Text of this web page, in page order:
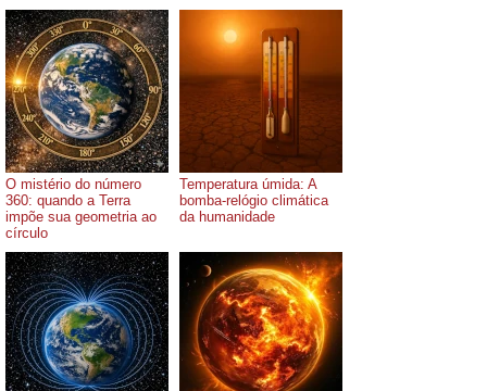
O mistério do número
360: quando a Terra
impõe sua geometria ao
círculo
Temperatura úmida: A
bomba-relógio climática
da humanidade